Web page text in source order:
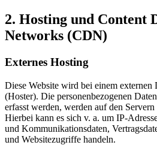
2. Hosting und Content
Networks (CDN)
Externes Hosting
Diese Website wird bei einem externen
(Hoster). Die personenbezogenen
erfasst werden, werden auf den Servern
Hierbei kann es sich v. a. um IP-
und Kommunikationsdaten,
und Websitezugriffe handeln.